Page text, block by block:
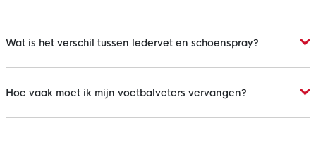
Wat is het verschil tussen ledervet en schoenspray?
Hoe vaak moet ik mijn voetbalveters vervangen?